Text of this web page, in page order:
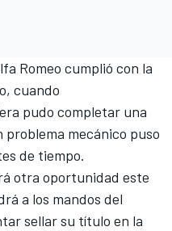
Romeo cumplió con la
cuando
pudo completar una
mecánico puso
de tiempo.
otra oportunidad este
a los mandos del
sellar su título en la